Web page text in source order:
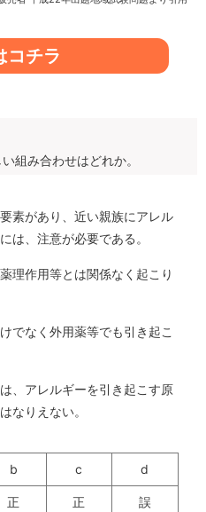
コチラ
組み合わせはどれか。
素があり、近い親族にアレル
は、注意が必要である。
理作用等とは関係なく起こり
でなく外用薬等でも引き起こ
、アレルギーを引き起こす原
なりえない。
b c d
正 正 誤